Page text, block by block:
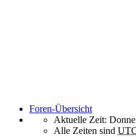
Foren-Übersicht
Aktuelle Zeit:
Alle Zeiten sind